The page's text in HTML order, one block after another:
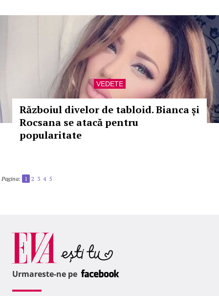
VEDETE
Războiul divelor de tabloid. Bianca și
Rocsana se atacă pentru
popularitate
Pagina: 1 2 3 4 5
Urmareste-ne pe